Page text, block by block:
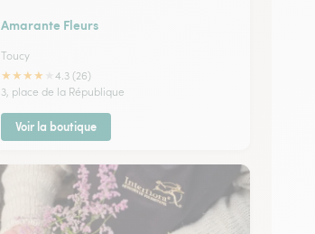
Amarante Fleurs
Toucy
★★★★
4.3 (26)
3, place de la République
Voir la boutique